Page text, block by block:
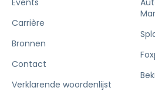
Events
Carrière
Bronnen
Contact
Verklarende woordenlijst